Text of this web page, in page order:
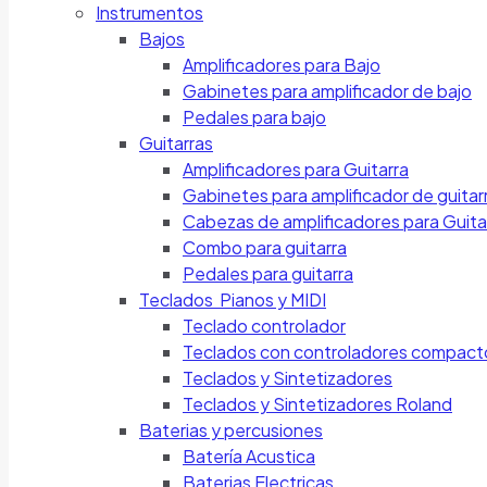
Instrumentos
Bajos
Amplificadores para Bajo
Gabinetes para amplificador de bajo
Pedales para bajo
Guitarras
Amplificadores para Guitarra
Gabinetes para amplificador de
Cabezas de amplificadores para
Combo para guitarra
Pedales para guitarra
Teclados Pianos y MIDI
Teclado controlador
Teclados con controladores
Teclados y Sintetizadores
Teclados y Sintetizadores Roland
Baterias y percusiones
Batería Acustica
Baterias Electricas